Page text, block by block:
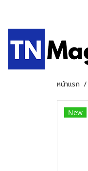
หน้าแรก
New